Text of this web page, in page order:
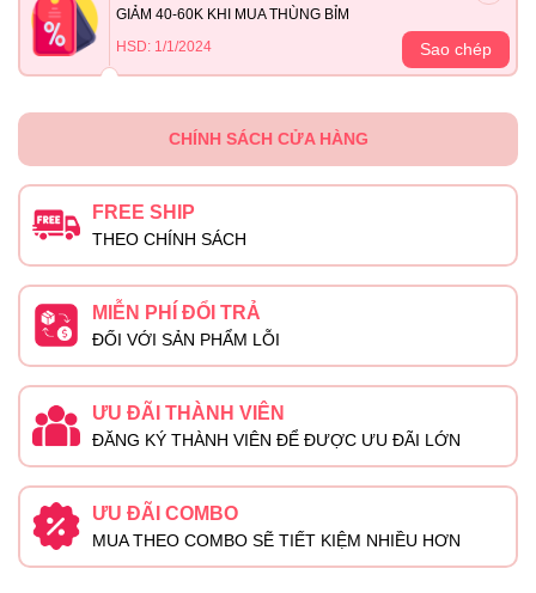
GIẢM 40-60K KHI MUA THÙNG BỈM
HSD: 1/1/2024
Sao chép
CHÍNH SÁCH CỬA HÀNG
FREE SHIP
THEO CHÍNH SÁCH
MIỄN PHÍ ĐỔI TRẢ
ĐỐI VỚI SẢN PHẨM LỖI
ƯU ĐÃI THÀNH VIÊN
ĐĂNG KÝ THÀNH VIÊN ĐỂ ĐƯỢC ƯU ĐÃI LỚN
ƯU ĐÃI COMBO
MUA THEO COMBO SẼ TIẾT KIỆM NHIỀU HƠN